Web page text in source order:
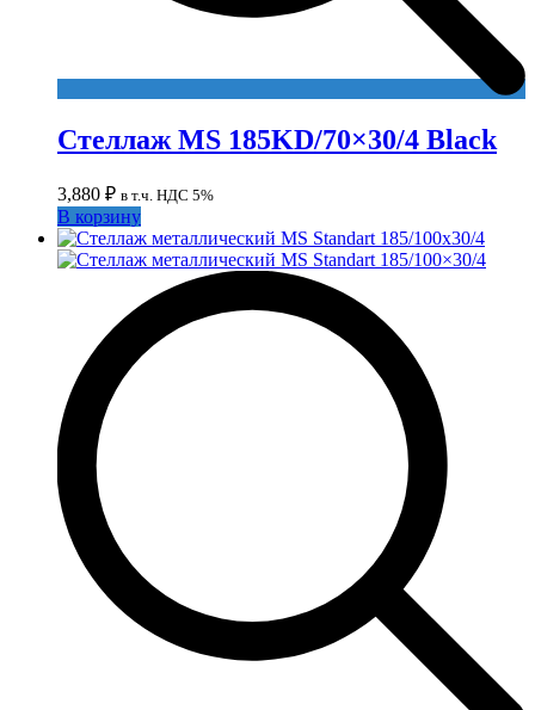
Стеллаж MS 185KD/70×30/4 Black
3,880 ₽ в т.ч. НДС 5%
В корзину